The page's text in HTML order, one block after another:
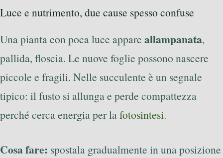
Luce e nutrimento, due cause spesso confuse
Una pianta con poca luce appare allampanata,
pallida, floscia. Le nuove foglie possono nascere
piccole e fragili. Nelle succulente è un segnale
tipico: il fusto si allunga e perde compattezza
perché cerca energia per lafotosintesi.
Cosa fare: spostala gradualmente in una posizione